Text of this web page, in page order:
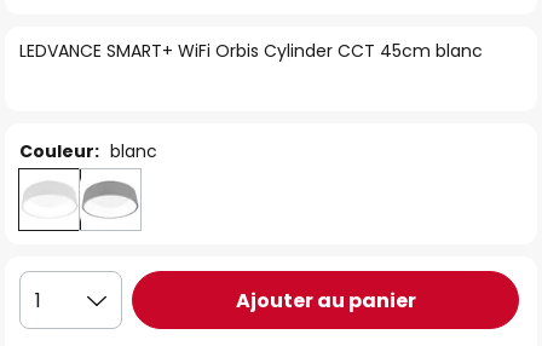
ofLEDVANCE SMART+ WiFi Orbis Cylinder CCT 45cm blanc
Couleur: blanc
1 Ajouter au panier